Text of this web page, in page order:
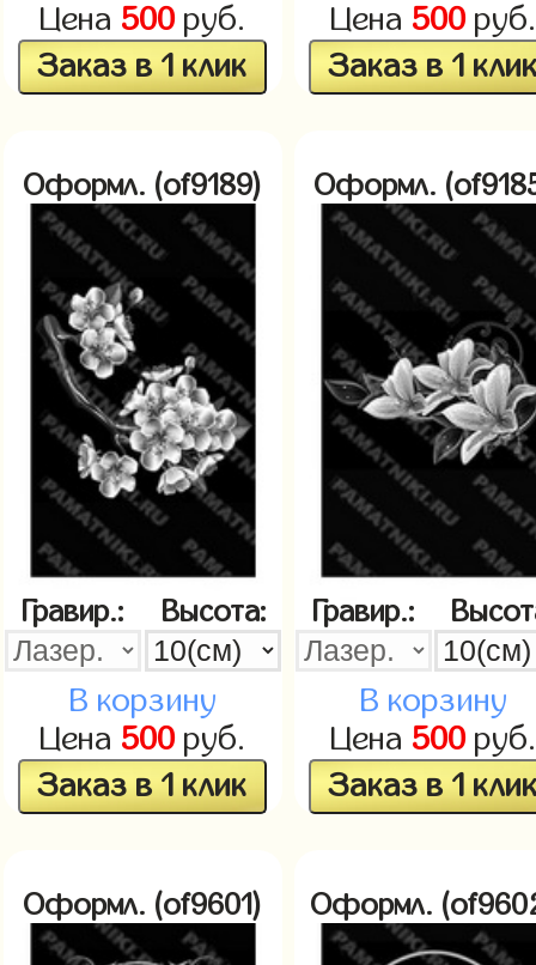
Цена 500руб.
Заказ в 1 клик
Цена 500руб.
Заказ в 1
Оформл. (of9189)
Гравир.: Высота:
В корзину
Цена 500руб.
Заказ в 1 клик
Оформл.
Гравир.:
В корзину
Цена 500руб.
Заказ в 1
Оформл. (of9601) Оформл.